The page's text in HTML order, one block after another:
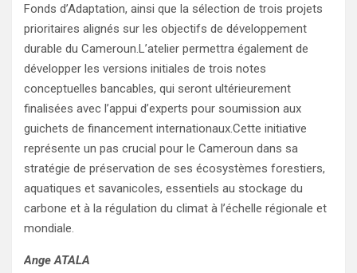
Fonds d’Adaptation, ainsi que la sélection de trois projets
prioritaires alignés sur les objectifs de développement
durable du Cameroun.L’atelier permettra également de
développer les versions initiales de trois notes
conceptuelles bancables, qui seront ultérieurement
finalisées avec l’appui d’experts pour soumission aux
guichets de financement internationaux.Cette initiative
représente un pas crucial pour le Cameroun dans sa
stratégie de préservation de ses écosystèmes forestiers,
aquatiques et savanicoles, essentiels au stockage du
carbone et à la régulation du climat à l’échelle régionale et
mondiale.
Ange ATALA